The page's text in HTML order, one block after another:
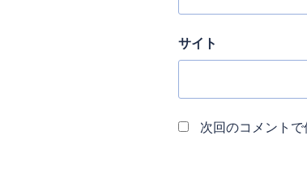
サイト
次回のコメント